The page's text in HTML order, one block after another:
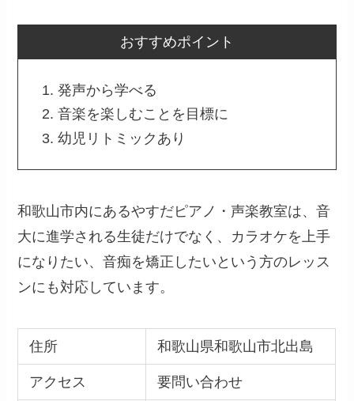
おすすめポイント
発声から学べる
音楽を楽しむことを目標に
幼児リトミックあり
和歌山市内にあるやすだピアノ・声楽教室は、音
大に進学される生徒だけでなく、カラオケを上手
になりたい、音痴を矯正したいという方のレッス
ンにも対応しています。
住所 和歌山県和歌山市北出島
アクセス 要問い合わせ